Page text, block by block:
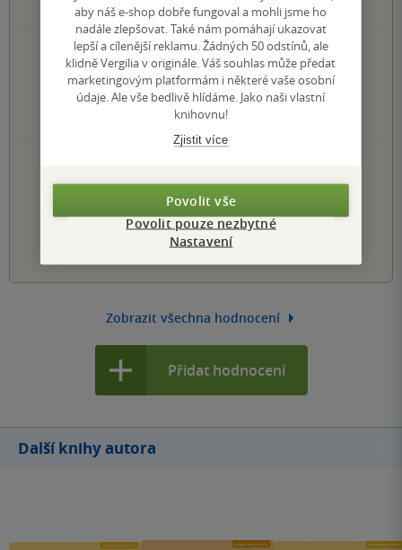
0×
5 hvězdiček
0×
4 hvězdičky
0×
3 hvězdičky
0×
2 hvězdičky
1 hvezdička
Hodnocení našich knihkupců: 0.0 z 5
3 4 5
Zobrazit všechna hodnocení
Přidat hodnocení
Další knihy autora
aby náš e-shop dobře fungoval a mohli jsme ho
nadále zlepšovat. Také nám pomáhají ukazovat
lepší a cílenější reklamu. Žádných 50 odstínů, ale
klidně Vergilia v originále. Váš souhlas může předat
marketingovým platformám i některé vaše osobní
údaje. Ale vše bedlivě hlídáme. Jako naši vlastní
knihovnu!
Zjistit více
Povolit vše
Povolit pouze nezbytné
Nastavení